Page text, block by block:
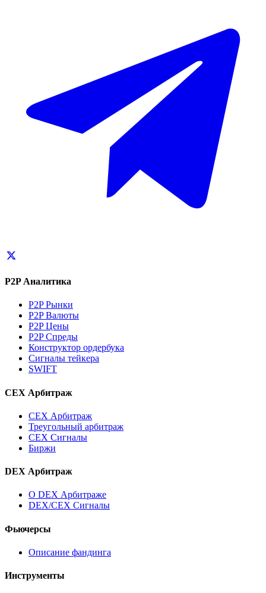
P2P Аналитика
P2P Рынки
P2P Валюты
P2P Цены
P2P Спреды
Конструктор ордербука
Сигналы тейкера
SWIFT
CEX Арбитраж
CEX Арбитраж
Треугольный арбитраж
CEX Сигналы
Биржи
DEX Арбитраж
О DEX Арбитраже
DEX/CEX Сигналы
Фьючерсы
Описание фандинга
Инструменты